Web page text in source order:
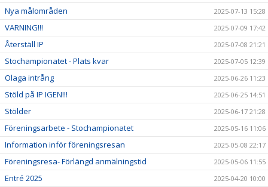
Nya målområden 2025-07-13 15:28
VARNING!!! 2025-07-09 17:42
Återställ IP 2025-07-08 21:21
Stochampionatet - Plats kvar 2025-07-05 12:39
Olaga intrång 2025-06-26 11:23
Stöld på IP IGEN!!! 2025-06-25 14:51
Stölder 2025-06-17 21:28
Föreningsarbete - Stochampionatet 2025-05-16 11:06
Information inför föreningsresan 2025-05-08 22:17
Föreningsresa- Förlängd anmälningstid 2025-05-06 11:55
Entré 2025 2025-04-20 10:00